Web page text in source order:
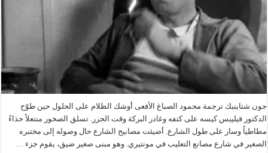
جون شتاينبك ترجمة محمود الصباغ الأفعى أوشك الظلام على الحلول حين طوّح
الدكتور فيليبس كيسه على كتفه وغادر البركة وقت الجزر. تسلق الصخور منتعلاً حذاءً
مطاطياً وسار على طول الشارع. أضيئت مصابيح الشارع حال وصوله إلى مختبره
الصغير في شارع مصانع التعليب في مونتيري. وهو مبنى صغير ضيق، يقوم جزء …